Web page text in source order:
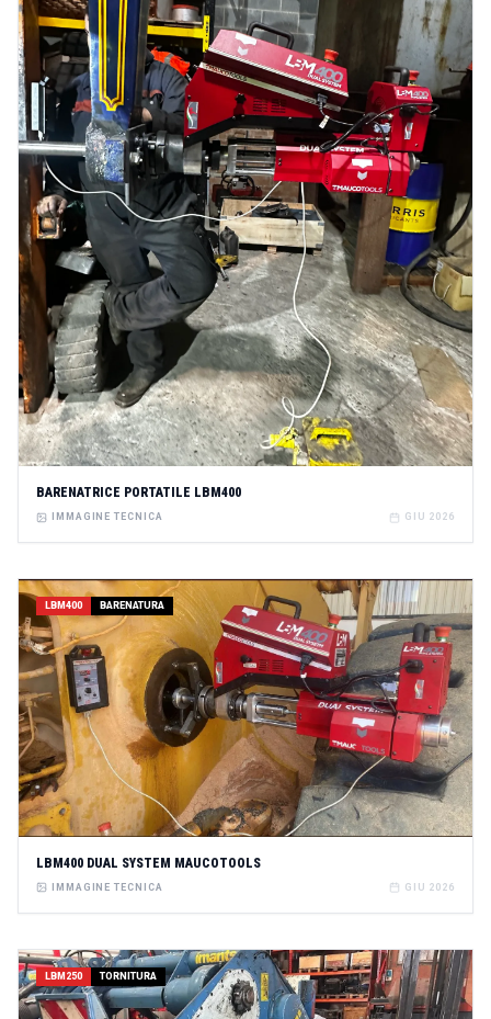
BARENATRICE PORTATILE LBM400
IMMAGINE TECNICA GIU 2026
LBM400 BARENATURA
LBM400 DUAL SYSTEM MAUCOTOOLS
IMMAGINE TECNICA GIU 2026
LBM250 TORNITURA